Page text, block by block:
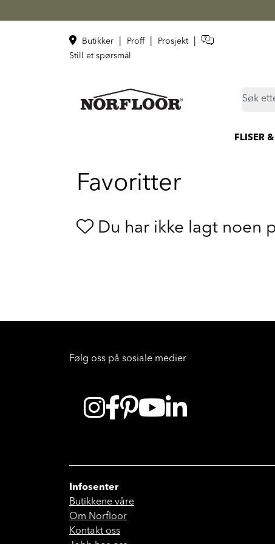
Butikker Proff Prosjekt
Still et spørsmål
FLISER
Favoritter
Du har ikke lagt noen
Følg oss på sosiale medier
Infosenter
Butikkene våre
Om Norfloor
Kontakt oss